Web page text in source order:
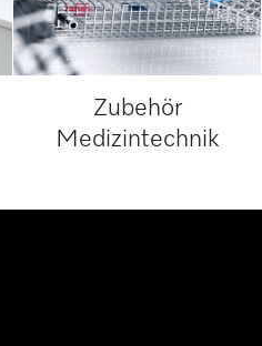
Zubehör
Medizintechnik